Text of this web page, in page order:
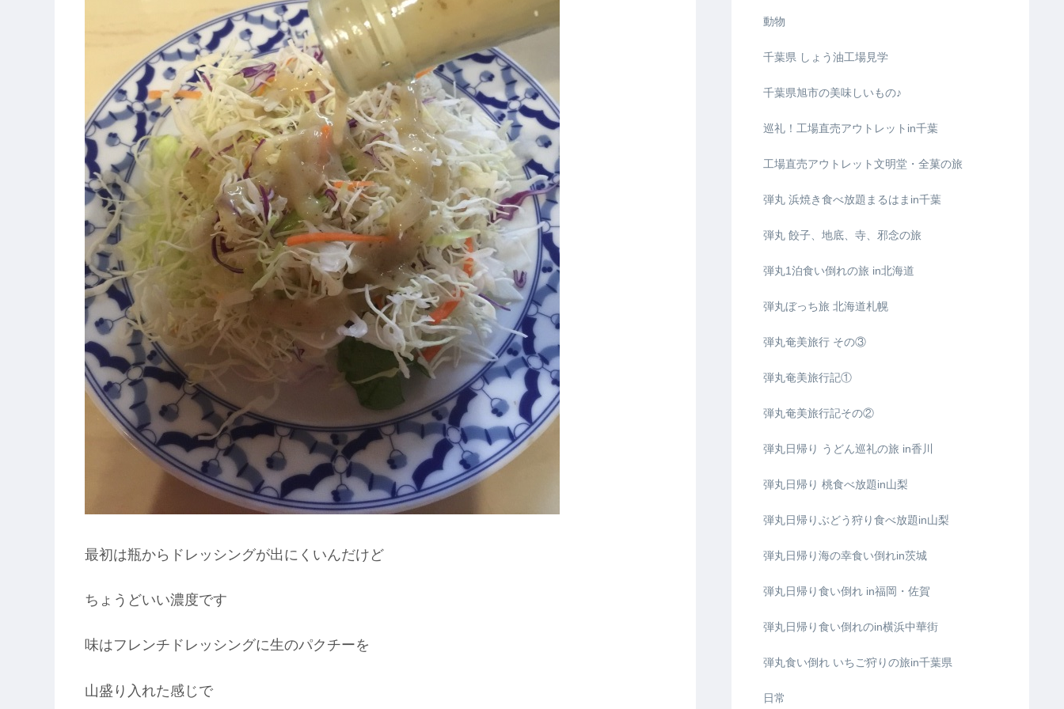
最初は瓶からドレッシングが出にくいんだけど
ちょうどいい濃度です
味はフレンチドレッシングに生のパクチーを
山盛り入れた感じで
動物
千葉県 しょう油工場見学
千葉県旭市の美味しいもの♪
巡礼！工場直売アウトレットin千葉
工場直売アウトレット文明堂・全菓の旅
弾丸 浜焼き食べ放題まるはまin千葉
弾丸 餃子、地底、寺、邪念の旅
弾丸1泊食い倒れの旅 in北海道
弾丸ぼっち旅 北海道札幌
弾丸奄美旅行 その③
弾丸奄美旅行記①
弾丸奄美旅行記その②
弾丸日帰り うどん巡礼の旅 in香川
弾丸日帰り 桃食べ放題in山梨
弾丸日帰りぶどう狩り食べ放題in山梨
弾丸日帰り海の幸食い倒れin茨城
弾丸日帰り食い倒れ in福岡・佐賀
弾丸日帰り食い倒れのin横浜中華街
弾丸食い倒れ いちご狩りの旅in千葉県
日常